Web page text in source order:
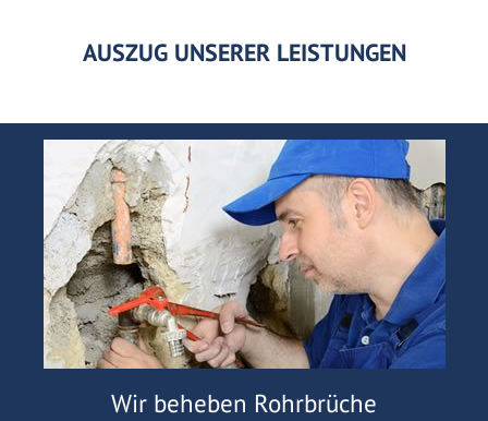
AUSZUG UNSERER LEISTUNGEN
Wir beheben Rohrbrüche